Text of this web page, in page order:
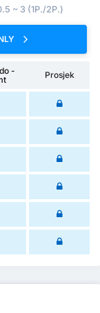
~ 3 (1P./2P.)
-
Prosjek